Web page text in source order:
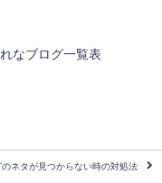
なブログ一覧表
のネタが見つからない時の対処法